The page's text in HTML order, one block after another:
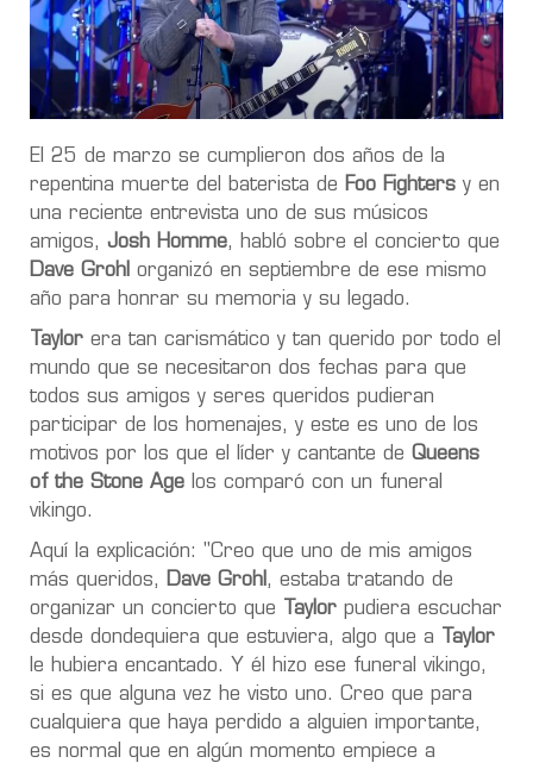
El 25 de marzo se cumplieron dos años de la
repentina muerte del baterista de Foo Fighters y en
una reciente entrevista uno de sus músicos
amigos, Josh Homme, habló sobre el concierto que
Dave Grohl organizó en septiembre de ese mismo
año para honrar su memoria y su legado.
Taylor era tan carismático y tan querido por todo el
mundo que se necesitaron dos fechas para que
todos sus amigos y seres queridos pudieran
participar de los homenajes, y este es uno de los
motivos por los que el líder y cantante de Queens
of the Stone Age los comparó con un funeral
vikingo.
Aquí la explicación: "Creo que uno de mis amigos
más queridos,
Dave Grohl , estaba tratando de
organizar un concierto que
Taylor pudiera escuchar
desde dondequiera que estuviera, algo que a
Taylor
le hubiera encantado. Y él hizo ese funeral vikingo,
si es que alguna vez he visto uno. Creo que para
cualquiera que haya perdido a alguien importante,
es normal que en algún momento empiece a